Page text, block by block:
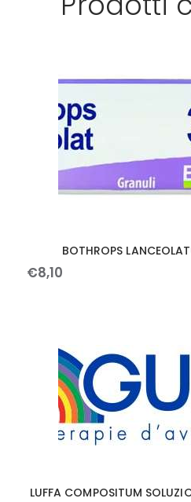
BOTHROPS
€8,10
LUFFA COMPOSITUM